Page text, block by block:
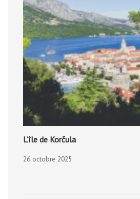
L’île de Korčula
26 octobre 2025